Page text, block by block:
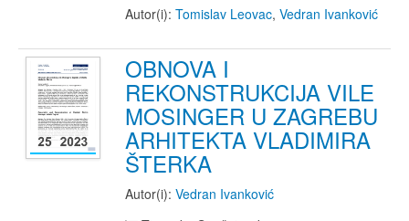
Autor(i): Tomislav Leovac, Vedran Ivanković
OBNOVA I
REKONSTRUKCIJA VILE
MOSINGER U ZAGREBU
ARHITEKTA VLADIMIRA
ŠTERKA
Autor(i): Vedran Ivanković